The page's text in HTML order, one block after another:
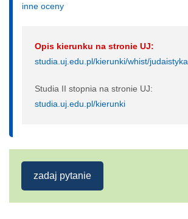
inne oceny
Opis kierunku na stronie UJ:
studia.uj.edu.pl/kierunki/whist/judaistyka
Studia II stopnia na stronie UJ:
studia.uj.edu.pl/kierunki
zadaj pytanie